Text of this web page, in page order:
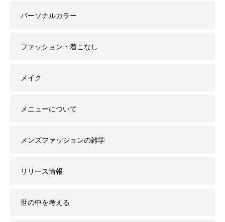
パーソナルカラー
ファッション・着こなし
メイク
メニューについて
メンズファッションの雑学
リリース情報
世の中を考える